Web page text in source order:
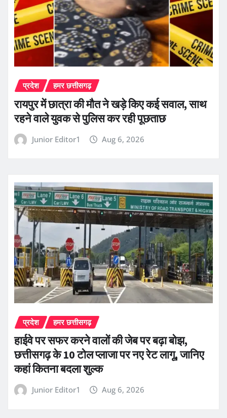
प्रदेश हमर छत्तीसगढ़
रायपुर में छात्रा की मौत ने खड़े किए कई सवाल, साथ
रहने वाले युवक से पुलिस कर रही पूछताछ
Junior Editor1 Aug 6, 2026
प्रदेश हमर छत्तीसगढ़
हाईवे पर सफर करने वालों की जेब पर बढ़ा बोझ,
छत्तीसगढ़ के 10 टोल प्लाजा पर नए रेट लागू, जानिए
कहां कितना बदला शुल्क
Junior Editor1 Aug 6, 2026